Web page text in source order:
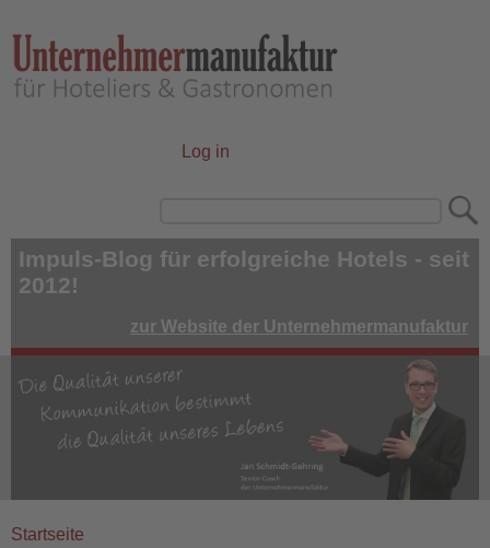
to
main
content
User
Log in
Impuls-Blog für erfolgreiche Hotels - seit
2012!
zur Website der Unternehmermanufaktur
Startseite